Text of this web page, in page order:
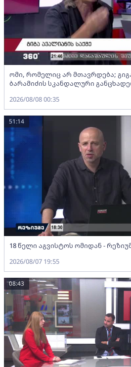
ომი, რომელიც არ მთავრდება;
ბარამიძის სკანდალური
2026/08/08 00:35
18 წელი აგვისტოს ომიდან -
51:14
2026/08/07 19:55
08:43